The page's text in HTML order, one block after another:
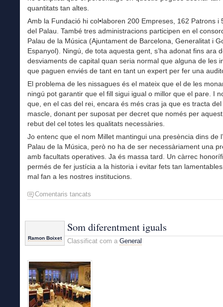
quantitats tan altes.
Amb la Fundació hi col•laboren 200 Empreses, 162 Patrons i
del Palau. També tres administracions participen en el
Palau de la Música (Ajuntament de Barcelona, Generalitat i
Espanyol). Ningú, de tota aquesta gent, s’ha adonat fins ara
desviaments de capital quan seria normal que alguna de les
que paguen enviés de tant en tant un expert per fer una
El problema de les nissagues és el mateix que el de les
ningú pot garantir que el fill sigui igual o millor que el pare. I
que, en el cas del rei, encara és més cras ja que es tracta
mascle, donant per suposat per decret que només per
rebut del cel totes les qualitats necessàries.
Jo entenc que el nom Millet mantingui una presència dins de
Palau de la Música, però no ha de ser necessàriament una
amb facultats operatives. Ja és massa tard. Un càrrec
permés de fer justícia a la historia i evitar fets tan
mal fan a les nostres institucions.
Comentaris tancats
Millet
Ramon Boixet
Som diferentment iguals
Classificat com a General